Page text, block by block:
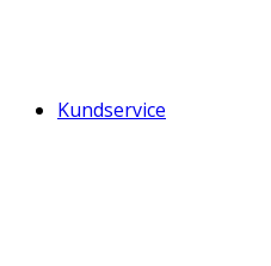
Kundservice